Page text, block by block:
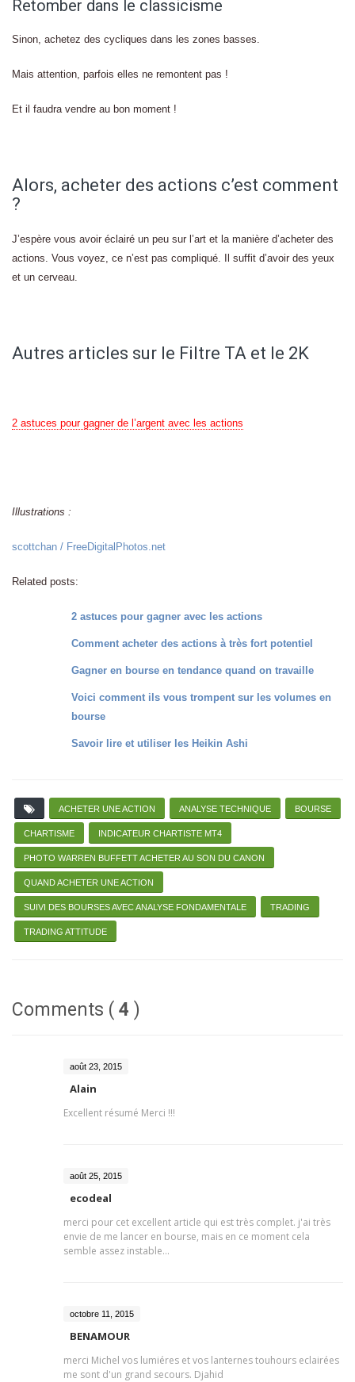
Retomber dans le classicisme
Sinon, achetez des cycliques dans les zones basses.
Mais attention, parfois elles ne remontent pas !
Et il faudra vendre au bon moment !
Alors, acheter des actions c’est comment
?
J’espère vous avoir éclairé un peu sur l’art et la manière d’acheter des
actions. Vous voyez, ce n’est pas compliqué. Il suffit d’avoir des yeux
et un cerveau.
Autres articles sur le Filtre TA et le 2K
2 astuces pour gagner de l’argent avec les actions
Illustrations :
scottchan / FreeDigitalPhotos.net
Related posts:
2 astuces pour gagner avec les actions
Comment acheter des actions à très fort potentiel
Gagner en bourse en tendance quand on travaille
Voici comment ils vous trompent sur les volumes en
bourse
Savoir lire et utiliser les Heikin Ashi
ACHETER UNE ACTION ANALYSE TECHNIQUE BOURSE
CHARTISME INDICATEUR CHARTISTE MT4
PHOTO WARREN BUFFETT ACHETER AU SON DU CANON
QUAND ACHETER UNE ACTION
SUIVI DES BOURSES AVEC ANALYSE FONDAMENTALE TRADING
TRADING ATTITUDE
Comments ( 4 )
août 23, 2015
Alain
Excellent résumé Merci !!!
août 25, 2015
ecodeal
merci pour cet excellent article qui est très complet. j'ai très
envie de me lancer en bourse, mais en ce moment cela
semble assez instable...
octobre 11, 2015
BENAMOUR
merci Michel vos lumiéres et vos lanternes touhours eclairées
me sont d'un grand secours. Djahid